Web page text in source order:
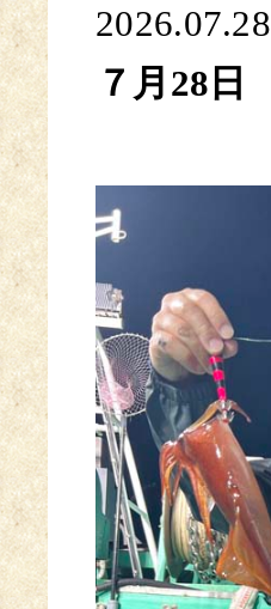
2026.07.28
７月28日